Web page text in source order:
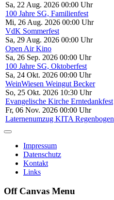
Sa, 22 Aug. 2026 00:00 Uhr
100 Jahre SG, Familienfest
Mi, 26 Aug. 2026 00:00 Uhr
VdK Sommerfest
Sa, 29 Aug. 2026 00:00 Uhr
Open Air Kino
Sa, 26 Sep. 2026 00:00 Uhr
100 Jahre SG, Oktoberfest
Sa, 24 Okt. 2026 00:00 Uhr
WeinWiesen Weingut Becker
So, 25 Okt. 2026 10:30 Uhr
Evangelische Kirche Erntedankfest
Fr, 06 Nov. 2026 00:00 Uhr
Laternenumzug KITA Regenbogen
Impressum
Datenschutz
Kontakt
Links
Off Canvas Menu